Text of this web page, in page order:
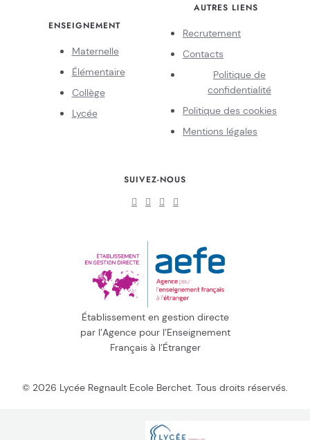
Établissement en gestion directe
par l’Agence pour l’Enseignement
Français à l’Étranger
ENSEIGNEMENT
Maternelle
Élémentaire
Collège
Lycée
AUTRES LIENS
Recrutement
Contacts
Politique de
confidentialité
Politique des cookies
Mentions légales
SUIVEZ-NOUS
© 2026 Lycée Regnault Ecole Berchet. Tous droits réservés.